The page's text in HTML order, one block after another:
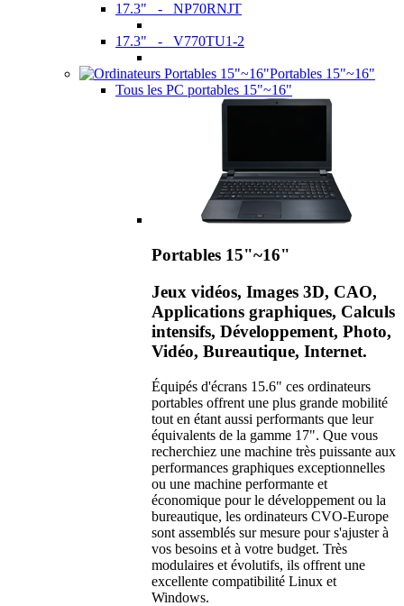
17.3" - NP70RNJT
17.3" - V770TU1-2
Portables 15"~16"
Tous les PC portables 15"~16"
Portables 15"~16"
Jeux vidéos, Images 3D, CAO,
Applications graphiques, Calculs
intensifs, Développement, Photo,
Vidéo, Bureautique, Internet.
Équipés d'écrans 15.6" ces ordinateurs
portables offrent une plus grande mobilité
tout en étant aussi performants que leur
équivalents de la gamme 17". Que vous
recherchiez une machine très puissante aux
performances graphiques exceptionnelles
ou une machine performante et
économique pour le développement ou la
bureautique, les ordinateurs CVO-Europe
sont assemblés sur mesure pour s'ajuster à
vos besoins et à votre budget. Très
modulaires et évolutifs, ils offrent une
excellente compatibilité Linux et
Windows.